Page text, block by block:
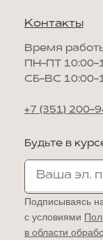
Контакты
Время
ПН-ПТ 10:00-
СБ-ВС 10:00-
+7 (351) 200-
Будьте в
Подписываясь
с условиями
в области